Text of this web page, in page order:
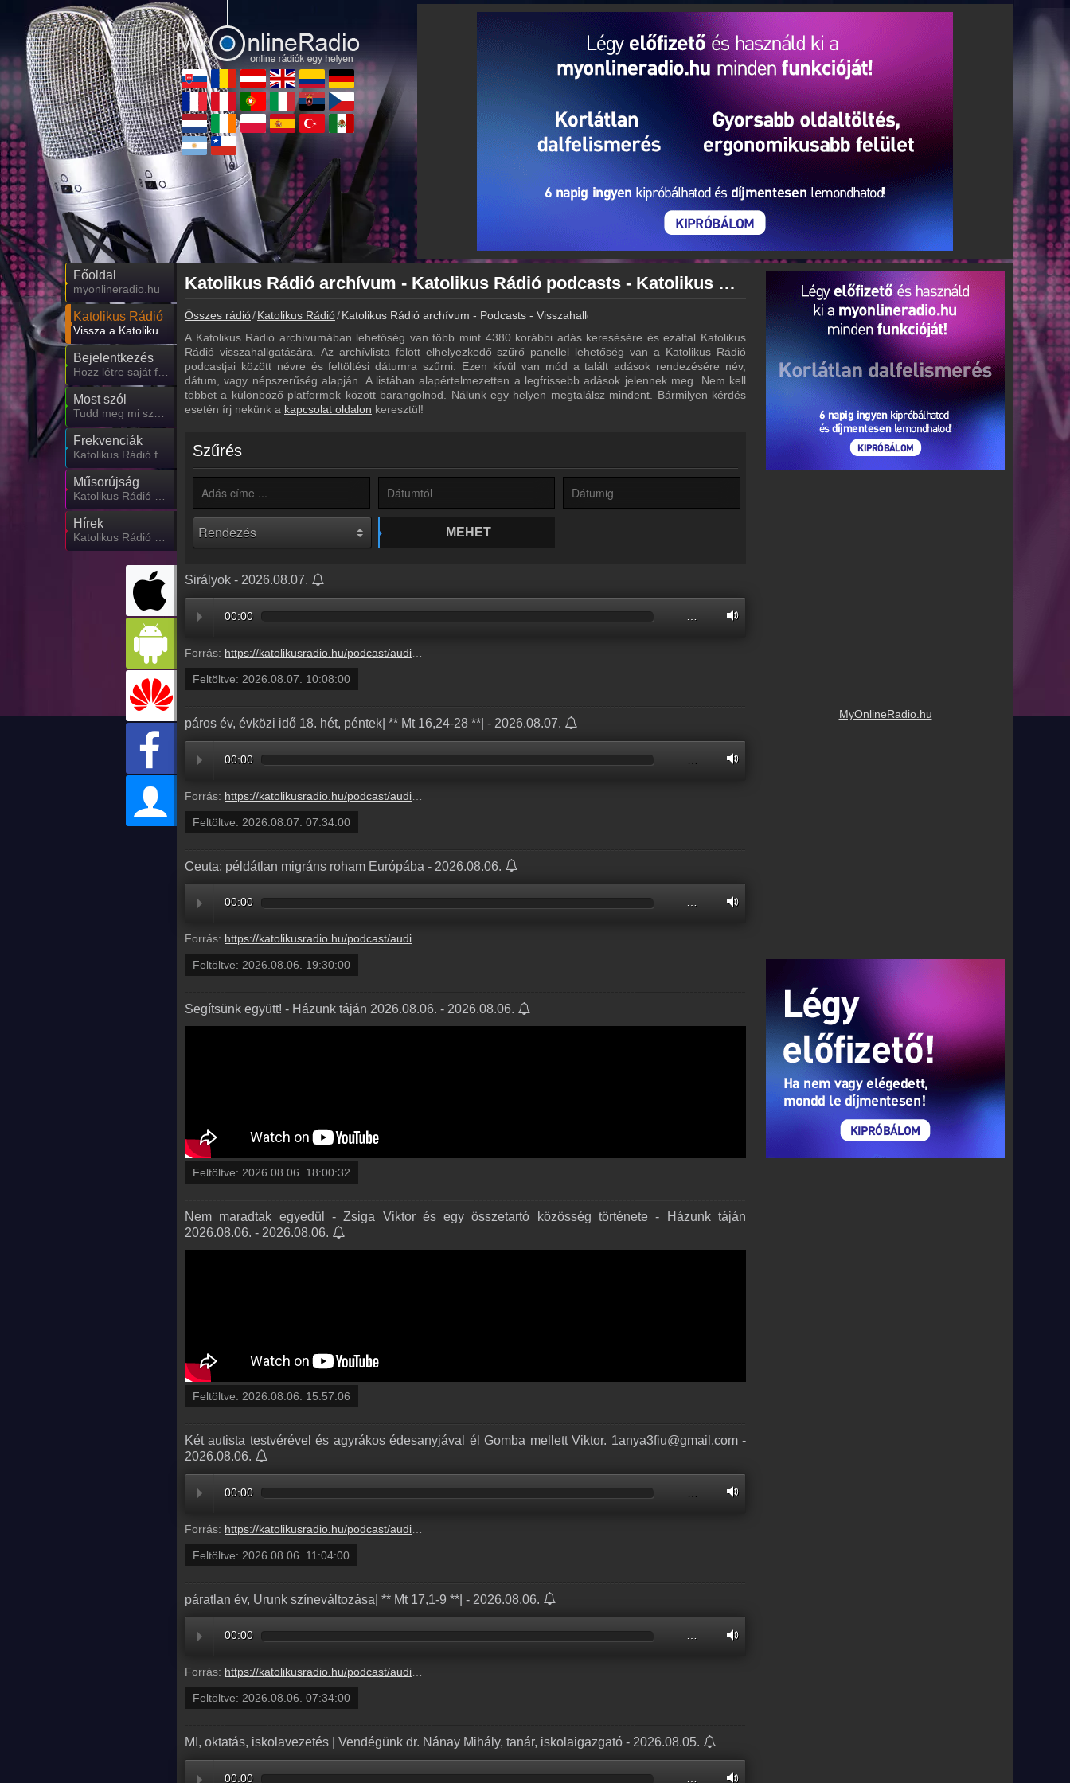
Főoldal
myonlineradio.hu
Katolikus Rádió
Bejelentkezés
Most szól
Frekvenciák
Műsorújság
Hírek
MyOnlineRadio.hu
Katolikus Rádió archívum - Katolikus Rádió podcasts - Katolikus Rádió visszahallgatás
Összes rádió Katolikus Rádió Katolikus Rádió archívum - Podcasts - Visszahallgatás
A Katolikus Rádió archívumában lehetőség van több mint 4380 korábbi adás keresésére és ezáltal Katolikus
Rádió visszahallgatására. Az archívlista fölött elhelyezkedő szűrő panellel lehetőség van a Katolikus Rádió
podcastjai között névre és feltöltési dátumra szűrni. Ezen kívül van mód a talált adások rendezésére név,
dátum, vagy népszerűség alapján. A listában alapértelmezetten a legfrissebb adások jelennek meg. Nem kell
többet a különböző platformok között barangolnod. Nálunk egy helyen megtalálsz mindent. Bármilyen kérdés
esetén írj nekünk a kapcsolat oldalon keresztül!
Szűrés
MEHET
Sirályok - 2026.08.07.
00:00
Forrás: https://katolikusradio.hu/podcast/audio/MADARVARTA/MADARVARTA_2026.08.07._SIRALY.mp3
Feltöltve: 2026.08.07. 10:08:00
páros év, évközi idő 18. hét, péntek| ** Mt 16,24-28 **| - 2026.08.07.
00:00
Forrás: https://katolikusradio.hu/podcast/audio/EVANGELIUM/EVANGELIUM_2026.08.07.mp3
Feltöltve: 2026.08.07. 07:34:00
Ceuta: példátlan migráns roham Európába - 2026.08.06.
00:00 …
Forrás: https://katolikusradio.hu/podcast/audio/KERENGO/KERENGO_2026.08.06._2.RESZ_CEUTA.mp3
Feltöltve: 2026.08.06. 19:30:00
Segítsünk együtt! - Házunk táján 2026.08.06. - 2026.08.06.
Feltöltve: 2026.08.06. 18:00:32
Nem maradtak egyedül - Zsiga Viktor és egy összetartó közösség története - Házunk táján
2026.08.06. - 2026.08.06.
Feltöltve: 2026.08.06. 15:57:06
Két autista testvérével és agyrákos édesanyjával él Gomba mellett Viktor. 1anya3fiu@gmail.com -
2026.08.06.
00:00
Forrás: https://katolikusradio.hu/podcast/audio/HAZUNK_TAJAN/HAZUNK_TAJAN_2026.08.06._ZsigaViktor.mp3
Feltöltve: 2026.08.06. 11:04:00
páratlan év, Urunk színeváltozása| ** Mt 17,1-9 **| - 2026.08.06.
00:00 …
Forrás: https://katolikusradio.hu/podcast/audio/EVANGELIUM/EVANGELIUM_2026.08.06.mp3
Feltöltve: 2026.08.06. 07:34:00
MI, oktatás, iskolavezetés | Vendégünk dr. Nánay Mihály, tanár, iskolaigazgató - 2026.08.05.
00:00